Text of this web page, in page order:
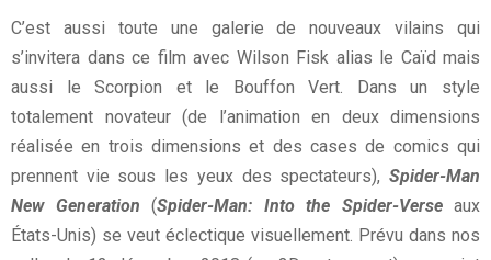
C’est aussi toute une galerie de nouveaux vilains qui
s’invitera dans ce film avec Wilson Fisk alias le Caïd mais
aussi le Scorpion et le Bouffon Vert. Dans un style
totalement novateur (de l’animation en deux dimensions
réalisée en trois dimensions et des cases de comics qui
prennent vie sous les yeux des spectateurs), Spider-Man
New Generation (Spider-Man: Into the Spider-Verseaux
États-Unis) se veut éclectique visuellement. Prévu dans nos